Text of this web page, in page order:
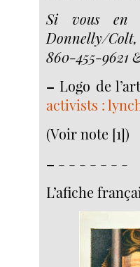
Si vous en
Donnelly/
860-455-9621
– Logo de
activists :
(Voir note [1])
– - - - - - - -
L’afiche